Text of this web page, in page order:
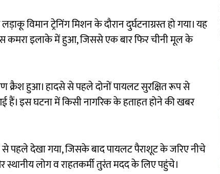
विमान ट्रेनिंग मिशन के दौरान दुर्घटनाग्रस्त हो गया। यह
कमरा इलाके में हुआ, जिससे एक बार फिर चीनी मूल के
क्रैश हुआ। हादसे से पहले दोनों पायलट सुरक्षित रूप से
इस घटना में किसी नागरिक के हताहत होने की खबर
से पहले देखा गया, जिसके बाद पायलट पैराशूट के जरिए नीचे
लोग व राहतकर्मी तुरंत मदद के लिए पहुंचे।